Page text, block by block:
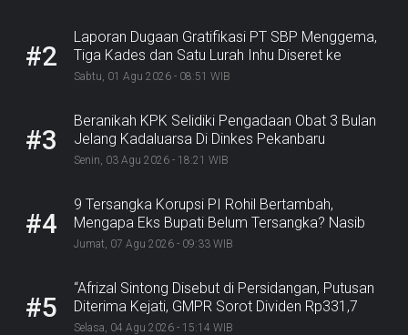
#2
Laporan Dugaan Gratifikasi PT SBP Menggema,
Tiga Kades dan Satu Lurah Inhu Diseret ke
Kejaksaan
Sabtu, 01 Agu 2026 - 08:51 WIB
#3
Beranikah KPK Selidiki Pengadaan Obat 3 Bulan
Jelang Kadaluarsa Di Dinkes Pekanbaru
Senin, 03 Agu 2026 - 18:21 WIB
#4
9 Tersangka Korupsi PI Rohil Bertambah,
Mengapa Eks Bupati Belum Tersangka? Nasib
Rp9,2 Miliar
Jumat, 07 Agu 2026 - 09:33 WIB
#5
“Afrizal Sintong Disebut di Persidangan, Putusan
Diterima Kejati, GMPR Sorot Dividen Rp331,7
Miliar”
Selasa, 04 Agu 2026 - 15:14 WIB